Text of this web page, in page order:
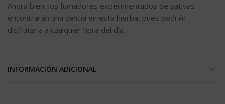
Ahora bien, los fumadores experimentados de sativas
encontrarán una delicia en esta hierba, pues podrán
disfrutarla a cualquier hora del día.
INFORMACIÓN ADICIONAL